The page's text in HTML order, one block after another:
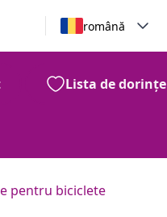
română
Lista de dorințe
pentru biciclete